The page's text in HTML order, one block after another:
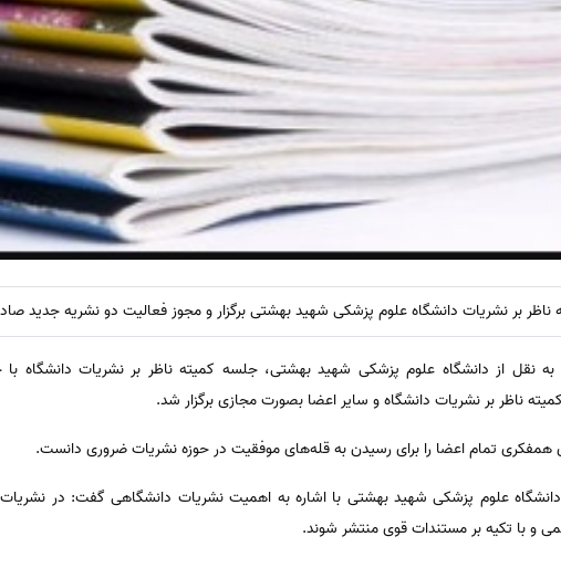
بر نشریات دانشگاه علوم پزشکی شهید بهشتی برگزار و مجوز فعالیت دو نشریه‌ جدید
به نقل از دانشگاه علوم پزشکی شهید بهشتی، جلسه‌ کمیته‌ ناظر بر نشریات دانشگاه
ناظر بر نشریات دانشگاه و سایر اعضا بصورت مجازی برگزار شد.
تمام اعضا را برای رسیدن به قله‌های موفقیت در حوزه‌ نشریات ضروری دانست.
علوم پزشکی شهید بهشتی با اشاره به اهمیت نشریات دانشگاهی گفت: در
و با تکیه بر مستندات قوی منتشر شوند.